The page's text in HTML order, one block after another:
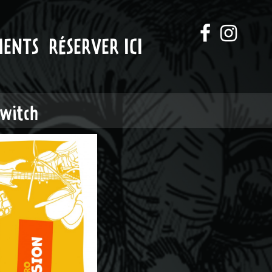
RÉSERVER ICI